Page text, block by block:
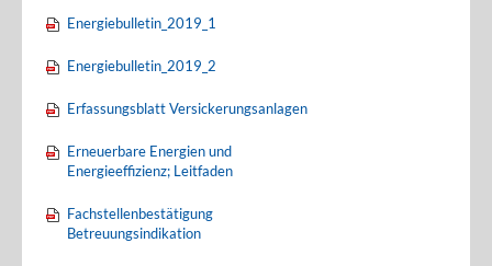
Energiebulletin_2019_1
Energiebulletin_2019_2
Erfassungsblatt Versickerungsanlagen
Erneuerbare Energien und
Energieeffizienz; Leitfaden
Fachstellenbestätigung
Betreuungsindikation